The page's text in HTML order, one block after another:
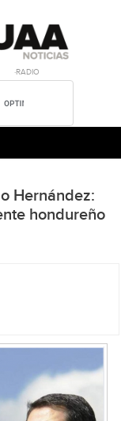
·RADIO
Hernández:
hondureño